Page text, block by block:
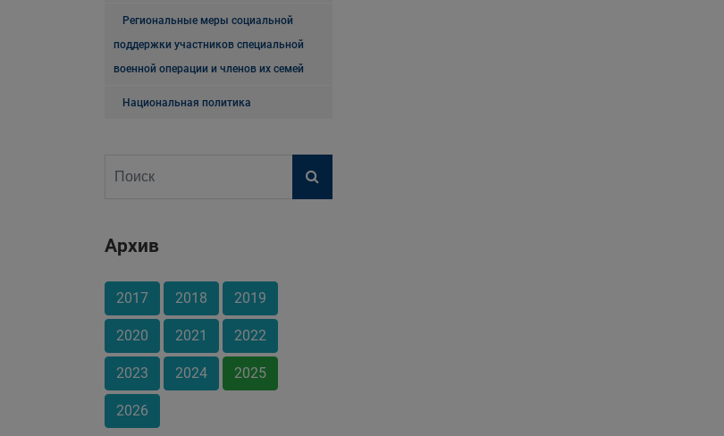
Региональные меры социальной
поддержки участников специальной
военной операции и членов их семей
Национальная политика
Архив
2017 2018 2019
2020 2021 2022
2023 2024 2025
2026